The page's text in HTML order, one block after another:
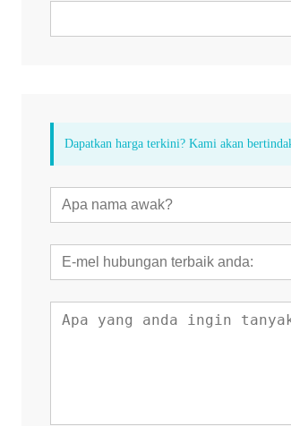
Dapatkan harga terkini? Kami akan